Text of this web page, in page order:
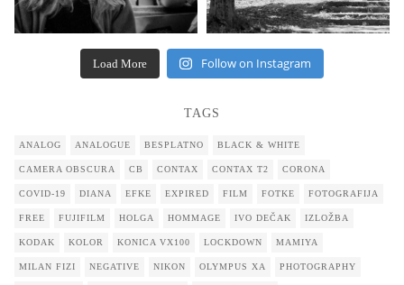
Load More Follow on Instagram
TAGS
ANALOG ANALOGUE BESPLATNO BLACK & WHITE
CAMERA OBSCURA CB CONTAX CONTAX T2 CORONA
COVID-19 DIANA EFKE EXPIRED FILM FOTKE FOTOGRAFIJA
FREE FUJIFILM HOLGA HOMMAGE IVO DEČAK IZLOŽBA
KODAK KOLOR KONICA VX100 LOCKDOWN MAMIYA
MILAN FIZI NEGATIVE NIKON OLYMPUS XA PHOTOGRAPHY